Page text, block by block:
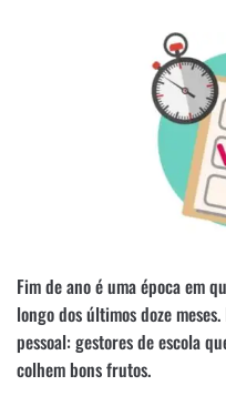
Fim de ano é uma época em
longo dos últimos doze
pessoal: gestores de escola
colhem bons frutos.